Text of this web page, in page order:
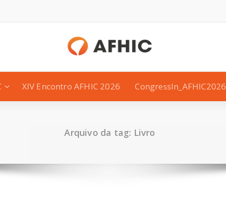
XIV Encontro AFHIC 2026 CongressIn_AFHIC2026
Arquivo da tag: Livro